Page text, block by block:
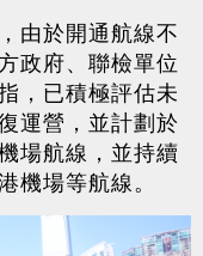
由於開通航線不
政府、聯檢單位
，已積極評估未
運營，並計劃於
場航線，並持續
機場等航線。